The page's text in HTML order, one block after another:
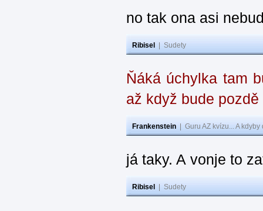
no tak ona asi
Ribisel Sudety
Ňáká úchylka tam
až když bude pozdě
Frankenstein Guru AZ kvízu... A
já taky. A vonje to
Ribisel Sudety